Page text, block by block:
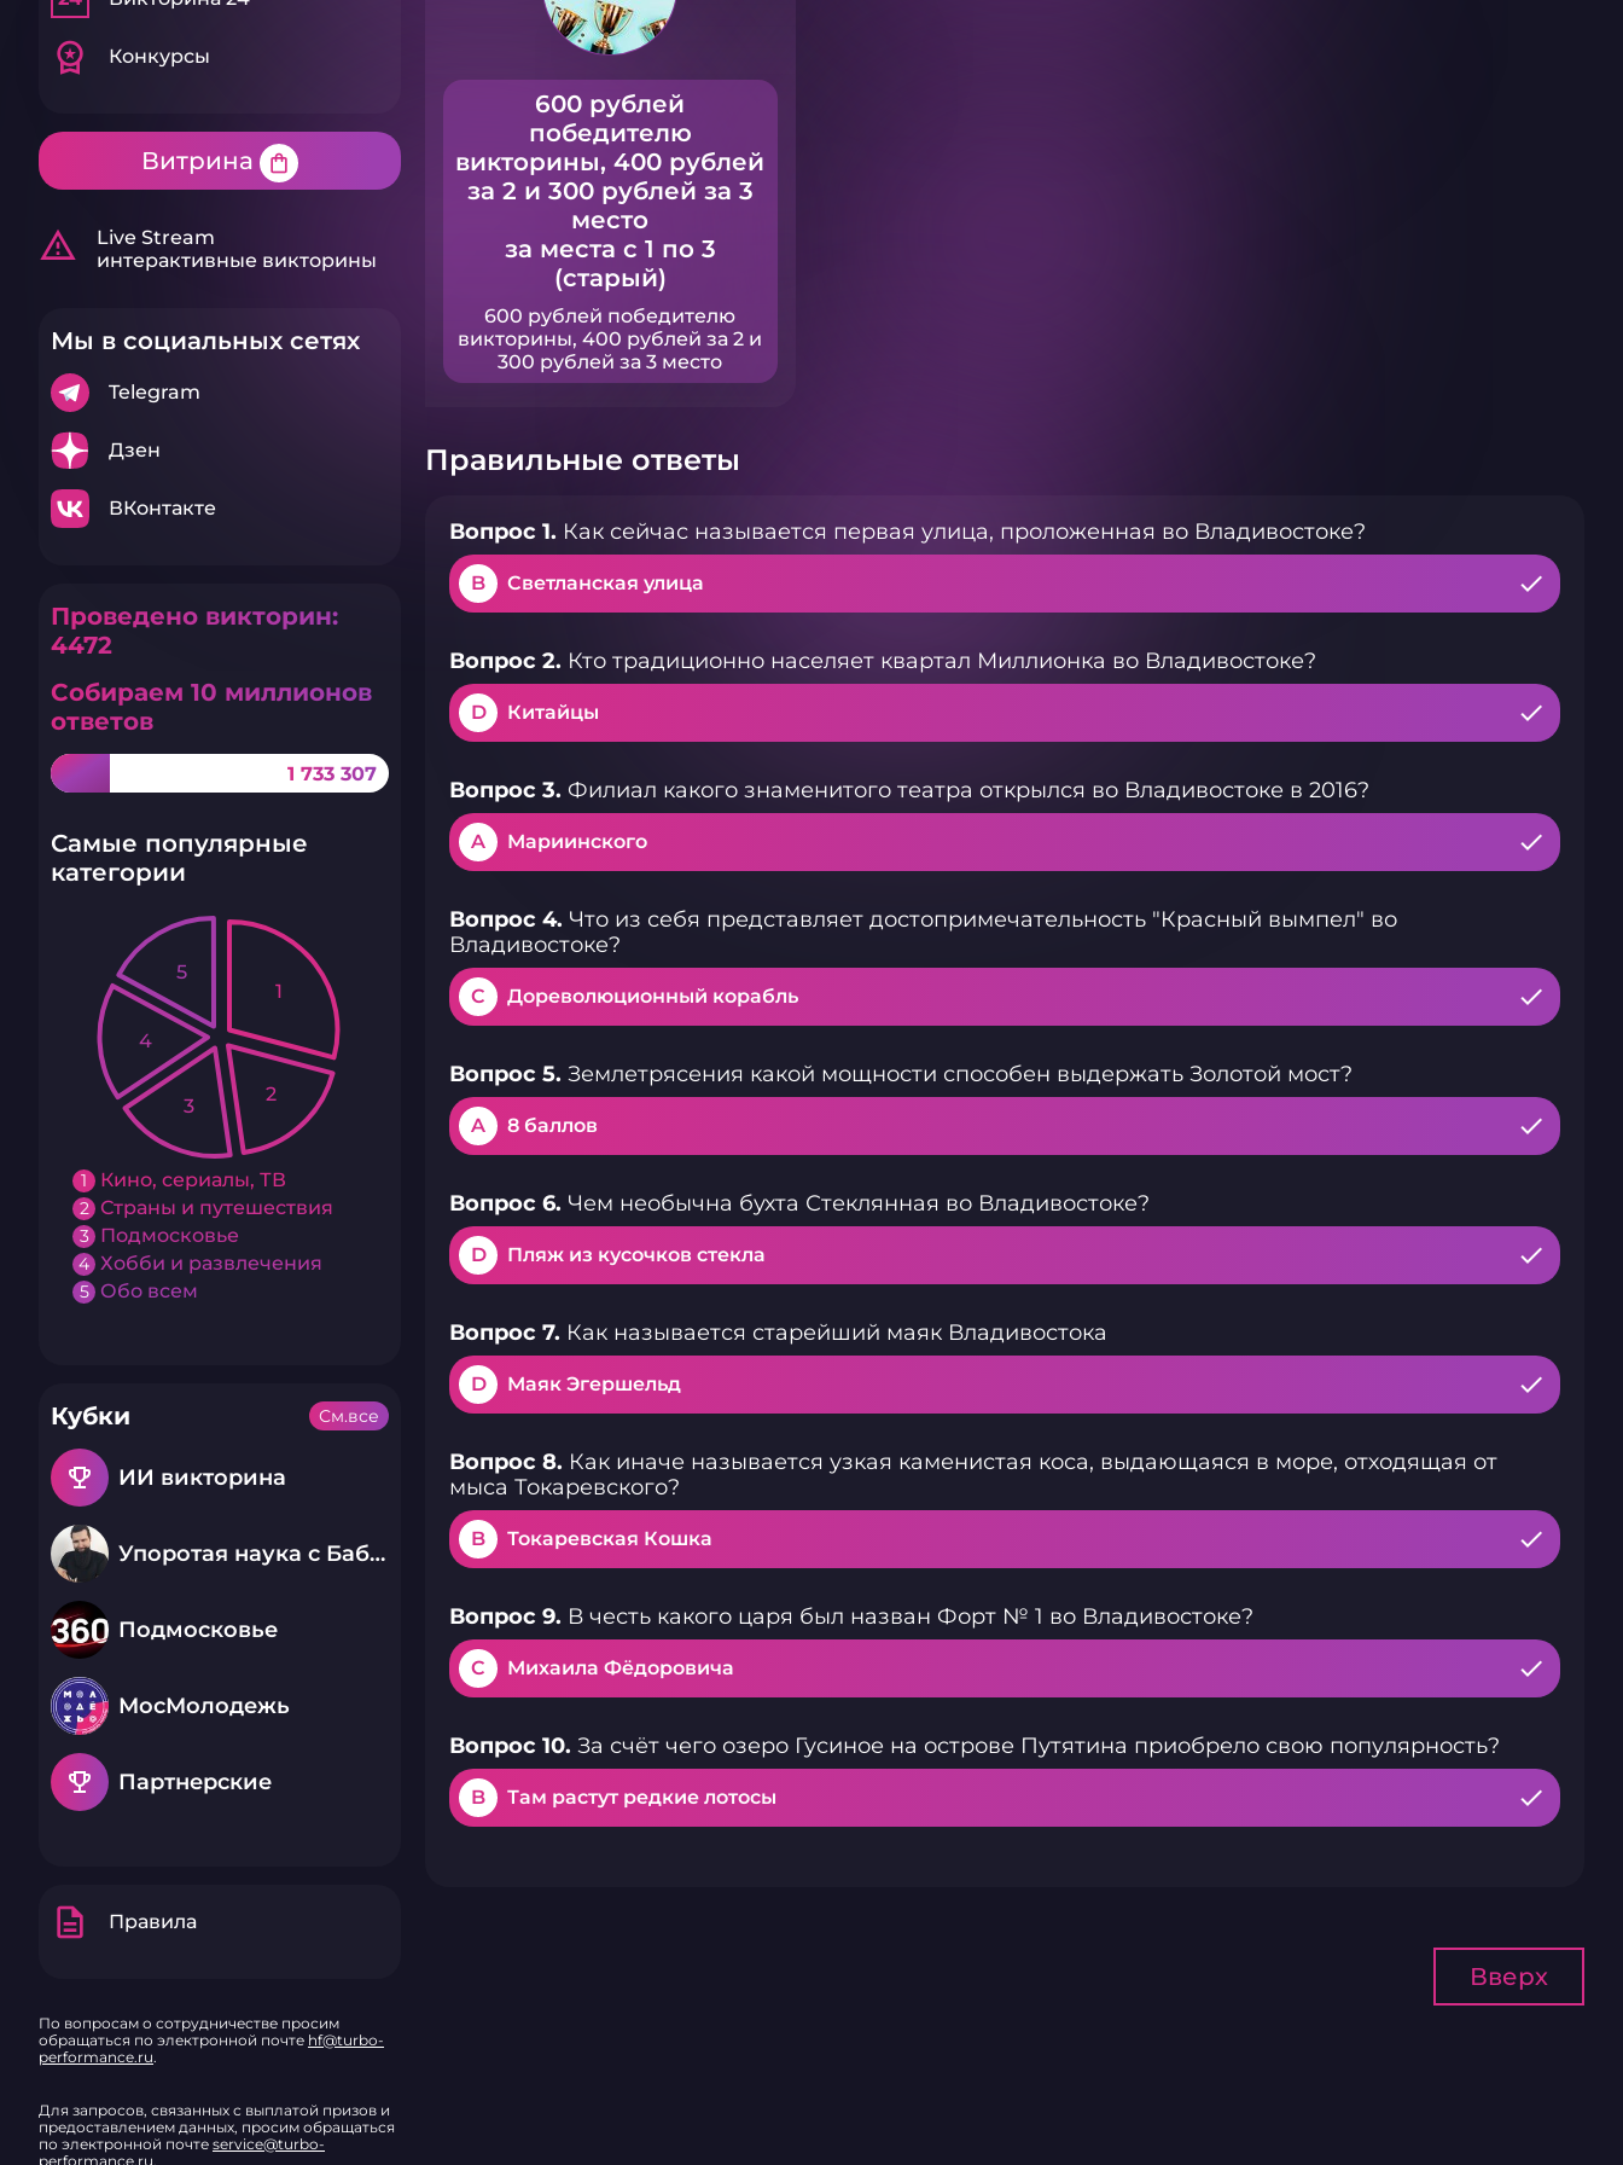
workspace_premium Конкурсы
Витрина shopping_bag
warning_amber
Live Stream
интерактивные викторины
Мы в социальных сетях
Telegram
Дзен
ВКонтакте
Проведено викторин:
4472
Собираем 10 миллионов
ответов
1 733 307
Самые популярные
категории
1 Кино, сериалы, ТВ
2 Страны и путешествия
3 Подмосковье
4 Хобби и развлечения
5 Обо всем
1
2
3
4
5
Кубки
emoji_events ИИ викторина
Упоротая наука с Бабаем Лютым
Подмосковье
МосМолодежь
emoji_events Партнерские
См.все
description Правила
По вопросам о сотрудничестве просим
обращаться по электронной почте hf@turbo-
performance.ru.
Для запросов, связанных с выплатой призов и
предоставлением данных, просим обращаться
по электронной почте service@turbo-
performance.ru.
600 рублей
победителю
викторины, 400 рублей
за 2 и 300 рублей за 3
место
за места с 1 по 3
(старый)
600 рублей победителю
викторины, 400 рублей за 2 и
300 рублей за 3 место
Правильные ответы
Вопрос 1. Как сейчас называется первая улица, проложенная во Владивостоке?
B Светланская улица
Вопрос 2. Кто традиционно населяет квартал Миллионка во Владивостоке?
D Китайцы
Вопрос 3. Филиал какого знаменитого театра открылся во Владивостоке в 2016?
A Мариинского
Вопрос 4. Что из себя представляет достопримечательность "Красный вымпел" во
Владивостоке?
C Дореволюционный корабль
Вопрос 5. Землетрясения какой мощности способен выдержать Золотой мост?
A 8 баллов
Вопрос 6. Чем необычна бухта Стеклянная во Владивостоке?
D Пляж из кусочков стекла
Вопрос 7. Как называется старейший маяк Владивостока
D Маяк Эгершельд
Вопрос 8. Как иначе называется узкая каменистая коса, выдающаяся в море, отходящая от
мыса Токаревского?
B Токаревская Кошка
Вопрос 9. В честь какого царя был назван Форт № 1 во Владивостоке?
C Михаила Фёдоровича
Вопрос 10. За счёт чего озеро Гусиное на острове Путятина приобрело свою популярность?
B Там растут редкие лотосы
Вверх